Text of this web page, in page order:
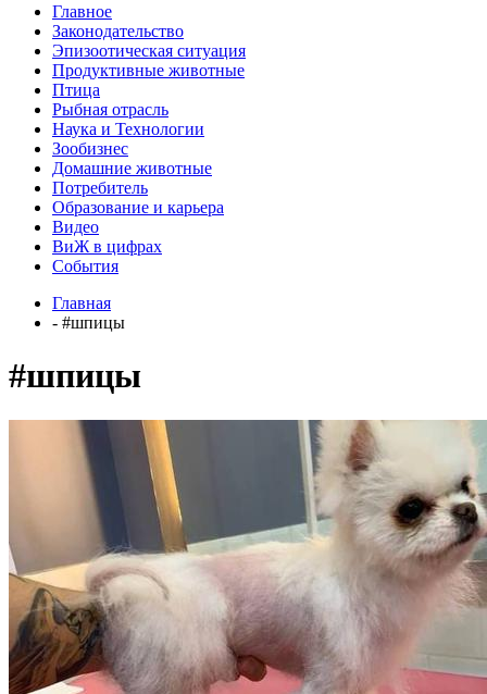
Главное
Законодательство
Эпизоотическая ситуация
Продуктивные животные
Птица
Рыбная отрасль
Наука и Технологии
Зообизнес
Домашние животные
Потребитель
Образование и карьера
Видео
ВиЖ в цифрах
События
Главная
- #шпицы
#шпицы